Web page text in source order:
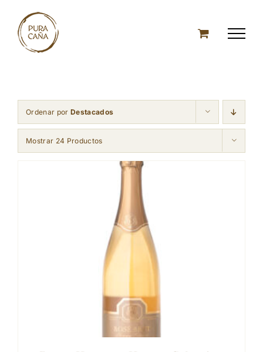
content
Ordenar por Destacados
Mostrar 24 Productos